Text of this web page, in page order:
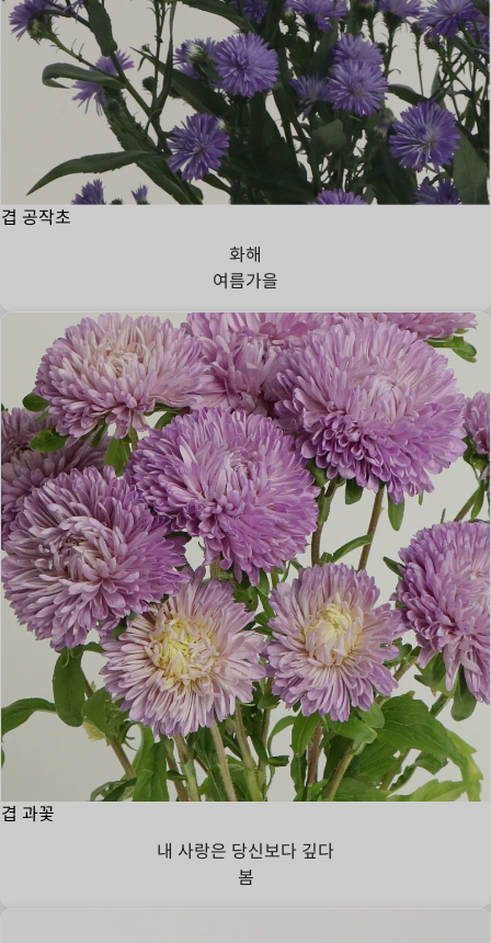
겹 공작초
화해
여름가을
겹 과꽃
내 사랑은 당신보다 깊다
봄